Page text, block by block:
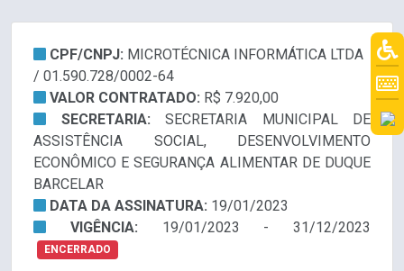
CPF/CNPJ: MICROTÉCNICA INFORMÁTICA LTDA
/ 01.590.728/0002-64
VALOR CONTRATADO: R$ 7.920,00
SECRETARIA: SECRETARIA MUNICIPAL DE
ASSISTÊNCIA SOCIAL, DESENVOLVIMENTO
ECONÔMICO E SEGURANÇA ALIMENTAR DE DUQUE
BARCELAR
DATA DA ASSINATURA: 19/01/2023
VIGÊNCIA: 19/01/2023 - 31/12/2023
ENCERRADO